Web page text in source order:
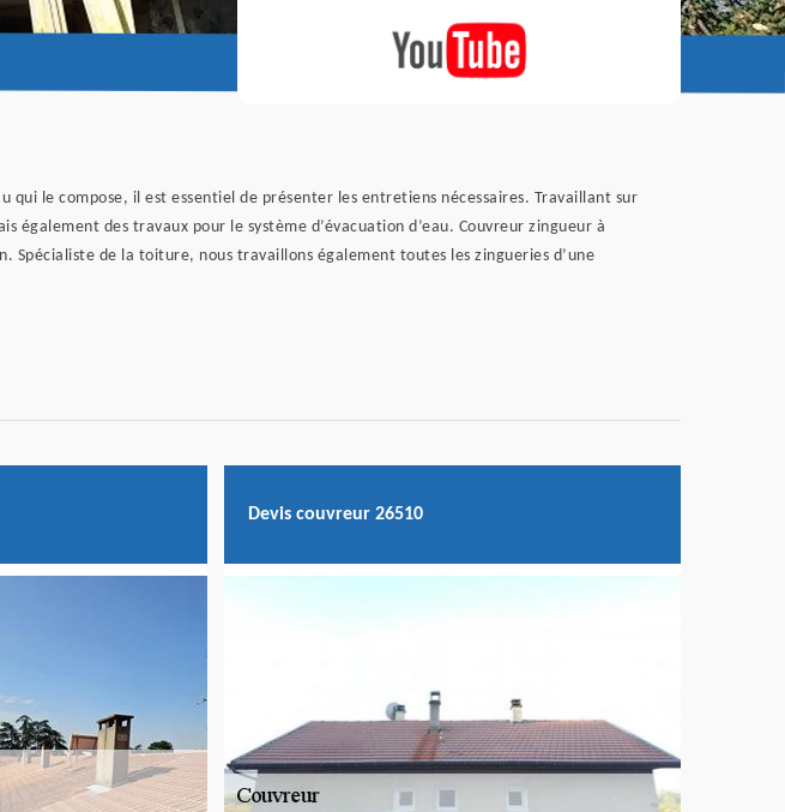
le compose, il est essentiel de présenter les entretiens nécessaires. Travaillant sur
des travaux pour le système d’évacuation d’eau. Couvreur zingueur à
Spécialiste de la toiture, nous travaillons également toutes les zingueries d’une
Devis couvreur 26510